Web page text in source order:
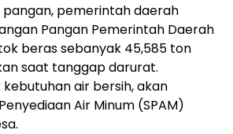
pemerintah daerah
Pangan Pemerintah Daerah
beras sebanyak 45,585 ton
saat tanggap darurat.
air bersih, akan
Air Minum (SPAM)